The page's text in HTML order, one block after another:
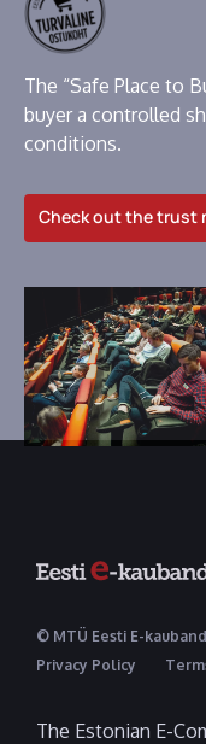
The “Safe Place to
buyer a controlled
conditions.
Check out the trust
© MTÜ Eesti E-
Privacy Policy
The Estonian E-